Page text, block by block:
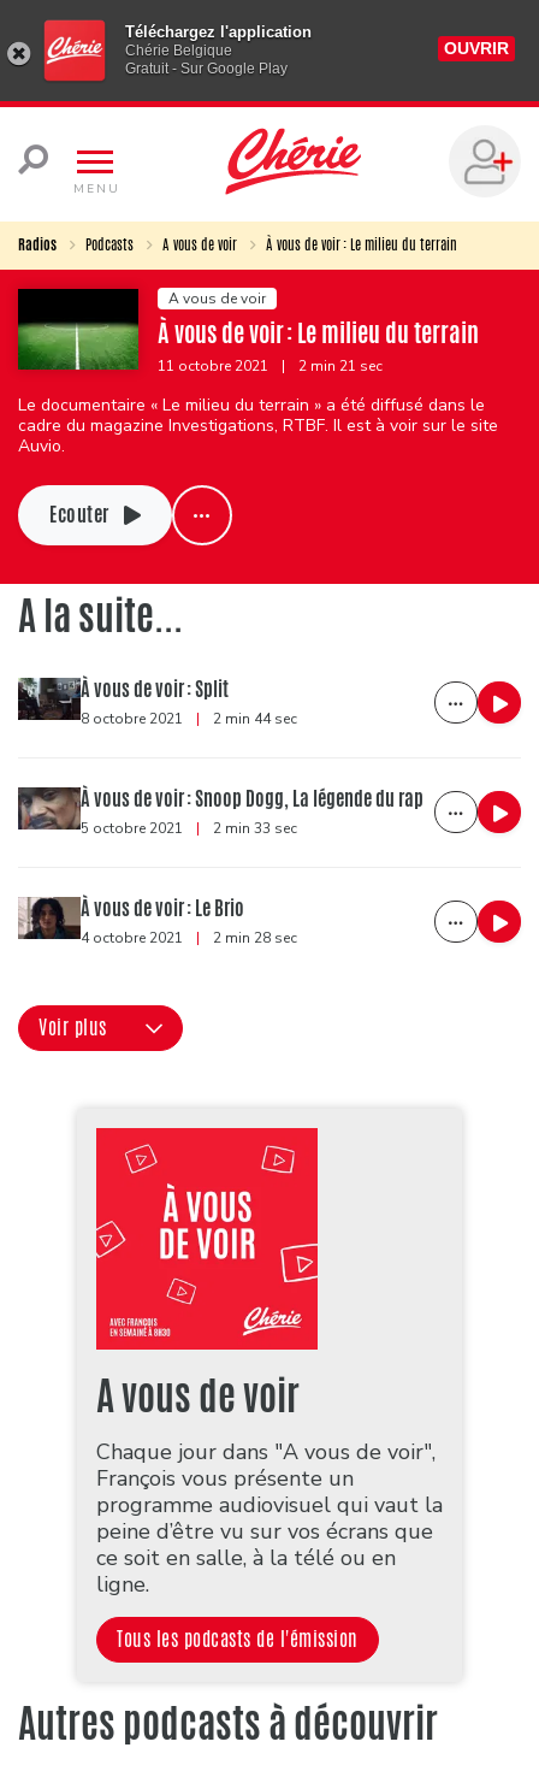
Téléchargez l'application
Chérie Belgique
Gratuit - Sur Google Play
OUVRIR
MENU
Radios Podcasts A vous de voir À vous de voir : Le milieu du terrain
A vous de voir
À vous de voir : Le milieu du terrain
11 octobre 2021 | 2 min 21 sec
Le documentaire « Le milieu du terrain » a été diffusé dans le
cadre du magazine Investigations, RTBF. Il est à voir sur le site
Auvio.
Ecouter
A la suite...
À vous de voir : Split
8 octobre 2021 | 2 min 44 sec
À vous de voir : Snoop Dogg, La légende du rap
5 octobre 2021 | 2 min 33 sec
À vous de voir : Le Brio
4 octobre 2021 | 2 min 28 sec
Voir plus
A vous de voir
Chaque jour dans "A vous de voir",
François vous présente un
programme audiovisuel qui vaut la
peine d’être vu sur vos écrans que
ce soit en salle, à la télé ou en
ligne.
Tous les podcasts de l'émission
Autres podcasts à découvrir